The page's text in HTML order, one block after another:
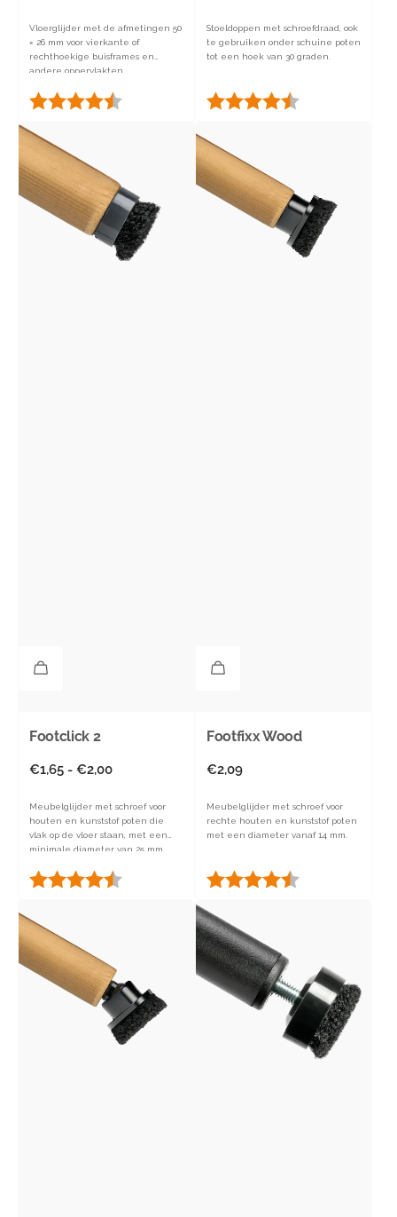
Vloerglijder met de afmetingen 50
× 26 mm voor vierkante of
rechthoekige buisframes en
andere oppervlakten.
Beoordeling: 4.6 uit 5 sterren
Stoeldoppen met schroefdraad, ook
te gebruiken onder schuine poten
tot een hoek van 30 graden.
Beoordeling:
Footclick
Footclick 2
Normale
€1,65 - €2,00
Meubelglijder met schroef voor
houten en kunststof poten die
vlak op de vloer staan, met een
minimale diameter van 25 mm.
Beoordeling: 4.5 uit 5 sterren
Footfixx
Wood
Footfixx Wood
Normale
€2,09
Meubelglijder met schroef voor
rechte houten en kunststof poten
met een diameter vanaf 14 mm.
Beoordeling:
Footfixx
Wood
3.0
Threadfixx